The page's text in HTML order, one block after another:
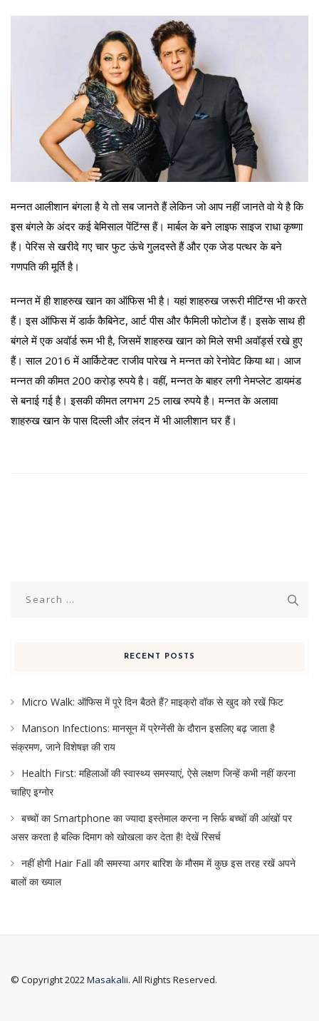
मन्नत आलीशान बंगला है ये तो सब जानते हैं लेकिन जो आप नहीं जानते वो ये है कि
इस बंगले के अंदर कई बेमिसाल पेंटिंग्स हैं। मार्बल के बने लाइफ साइज राधा कृष्णा
हैं। पेरिस से खरीदे गए चार फुट ऊंचे गुलदस्ते हैं और एक जेड पत्थर के बने
गणपति की मूर्ति है।
मन्नत में ही शाहरुख खान का ऑफिस भी है। यहां शाहरुख जरूरी मीटिंग्स भी करते
हैं। इस ऑफिस में डार्क कैबिनेट, आर्ट पीस और फैमिली फोटोज हैं। इसके साथ ही
बंगले में एक अवॉर्ड रूम भी है, जिसमें शाहरुख खान को मिले सभी अवॉर्ड्स रखे हुए
हैं। साल 2016 में आर्किटेक्ट राजीव पारेख ने मन्नत को रेनोवेट किया था। आज
मन्नत की कीमत 200 करोड़ रुपये है। वहीं, मन्नत के बाहर लगी नेमप्लेट डायमंड
से बनाई गई है। इसकी कीमत लगभग 25 लाख रुपये है। मन्नत के अलावा
शाहरुख खान के पास दिल्ली और लंदन में भी आलीशान घर हैं।
RECENT POSTS
Micro Walk: ऑफिस में पूरे दिन बैठते हैं? माइक्रो वॉक से खुद को रखें फिट
Manson Infections: मानसून में प्रेग्नेंसी के दौरान इसलिए बढ़ जाता है
संक्रमण, जाने विशेषज्ञ की राय
Health First: महिलाओं की स्वास्थ्य समस्याएं, ऐसे लक्षण जिन्हें कभी नहीं करना
चाहिए इग्नोर
बच्चों का Smartphone का ज्यादा इस्तेमाल करना न सिर्फ बच्चों की आंखों पर
असर करता है बल्कि दिमाग को खोखला कर देता है! देखें रिसर्च
नहीं होगी Hair Fall की समस्या अगर बारिश के मौसम में कुछ इस तरह रखें अपने
बालों का ख्याल
© Copyright 2022Masakalii. All Rights Reserved.